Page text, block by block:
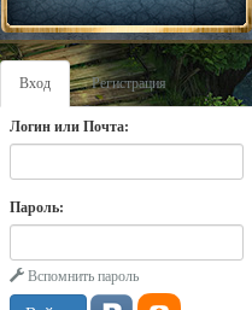
Вход Регистрация
Логин или Почта:
Пароль:
Вспомнить пароль